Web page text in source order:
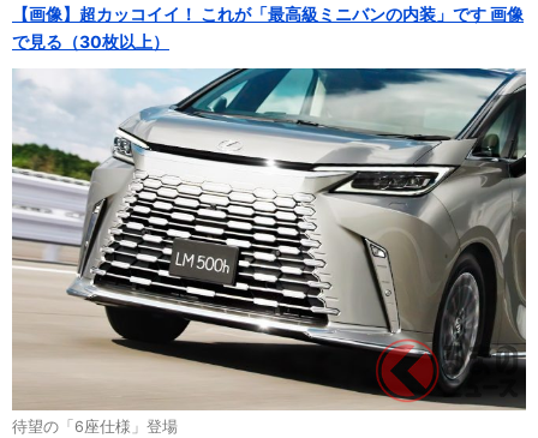
【画像】超カッコイイ！ これが「最高級ミニバンの内装」です 画像
で見る（30枚以上）
待望の「6座仕様」登場